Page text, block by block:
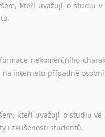
kteří uvažují o studiu v
nekomerčního
na internetu případně osobní
kteří uvažují o studiu ve
i zkušenosti studentů.